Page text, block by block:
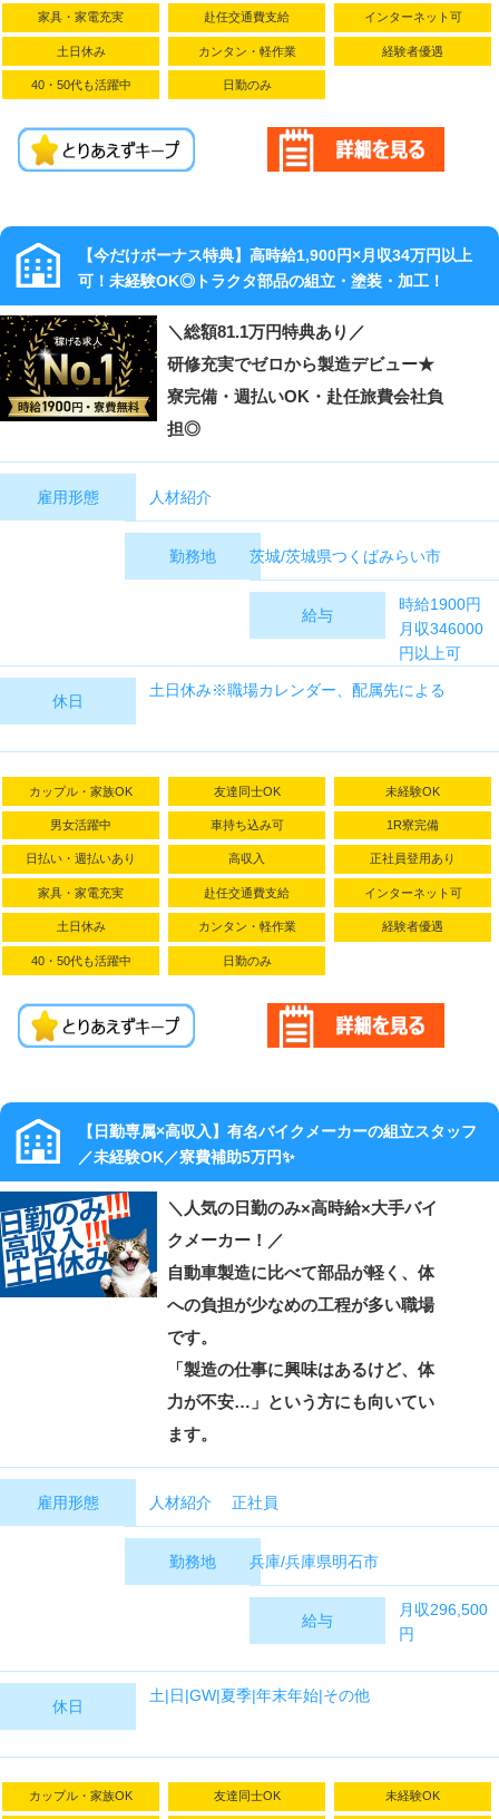
※試用期間あ
り(2ヶ月)給与
変動なし
・休日手当
・深夜手当
★昇給あり
（年1回）
月・12月）
家具・家電充実 赴任交通費支給 インターネット可
土日休み カンタン・軽作業 経験者優遇
40・50代も活躍中 日勤のみ
【今だけボーナス特典】高時給1,900円×月収34万円以上
可！未経験OK◎トラクタ部品の組立・塗装・加工！
＼総額81.1万円特典あり／
研修充実でゼロから製造デビュー★
寮完備・週払いOK・赴任旅費会社負
担◎
雇用形態 人材紹介
勤務地 茨城/茨城県つくばみらい市
給与
時給1900円
月収346000
円以上可
2375円×10Ｈ
×60Ｈ
休日
土日休み※職場カレンダー、配属先による
カップル・家族OK 友達同士OK 未経験OK
男女活躍中 車持ち込み可 1R寮完備
日払い・週払いあり 高収入 正社員登用あり
家具・家電充実 赴任交通費支給 インターネット可
土日休み カンタン・軽作業 経験者優遇
40・50代も活躍中 日勤のみ
【日勤専属×高収入】有名バイクメーカーの組立スタッフ
／未経験OK／寮費補助5万円✨
＼人気の日勤のみ×高時給×大手バイ
クメーカー！／
自動車製造に比べて部品が軽く、体
への負担が少なめの工程が多い職場
です。
「製造の仕事に興味はあるけど、体
力が不安…」という方にも向いてい
ます。
雇用形態 人材紹介 正社員
勤務地 兵庫/兵庫県明石市
給与
月収296,500
円
【月収例】
296,500円
【月収内
休日
土|日|GW|夏季|年末年始|その他
カップル・家族OK 友達同士OK 未経験OK